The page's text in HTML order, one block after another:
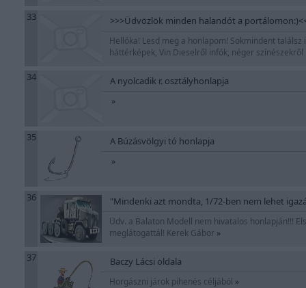
33 >>>Üdvözlök minden halandót a
Hellóka! Lesd meg a honlapom! Sokmindent
háttérképek, Vin Dieselről infók, néger
34 A nyolcadik r. osztályhonlapja
»
35 A Búzásvölgyi tó honlapja
»
36 "Mindenki azt mondta, 1/72-ben nem lehet
Üdv. a Balaton Modell nem hivatalos honlapján!!!
meglátogattál! Kerek Gábor »
37 Baczy Lácsi oldala
Horgászni járok pihenés céljából »